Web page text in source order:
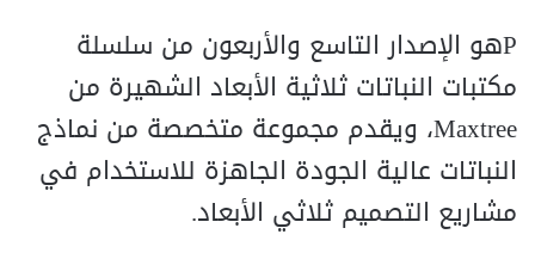
Pهو الإصدار التاسع والأربعون من سلسلة
مكتبات النباتات ثلاثية الأبعاد الشهيرة من
Maxtree، ويقدم مجموعة متخصصة من نماذج
النباتات عالية الجودة الجاهزة للاستخدام في
مشاريع التصميم ثلاثي الأبعاد.